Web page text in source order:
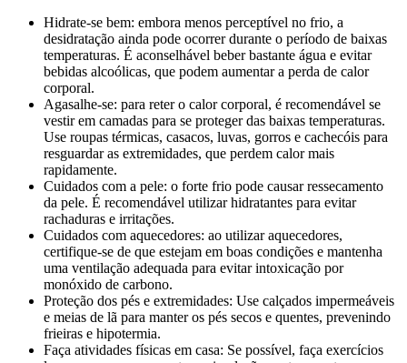
Hidrate-se bem: embora menos perceptível no frio, a
desidratação ainda pode ocorrer durante o período de baixas
temperaturas. É aconselhável beber bastante água e evitar
bebidas alcoólicas, que podem aumentar a perda de calor
corporal.
Agasalhe-se: para reter o calor corporal, é recomendável se
vestir em camadas para se proteger das baixas temperaturas.
Use roupas térmicas, casacos, luvas, gorros e cachecóis para
resguardar as extremidades, que perdem calor mais
rapidamente.
Cuidados com a pele: o forte frio pode causar ressecamento
da pele. É recomendável utilizar hidratantes para evitar
rachaduras e irritações.
Cuidados com aquecedores: ao utilizar aquecedores,
certifique-se de que estejam em boas condições e mantenha
uma ventilação adequada para evitar intoxicação por
monóxido de carbono.
Proteção dos pés e extremidades: Use calçados impermeáveis
e meias de lã para manter os pés secos e quentes, prevenindo
frieiras e hipotermia.
Faça atividades físicas em casa: Se possível, faça exercícios